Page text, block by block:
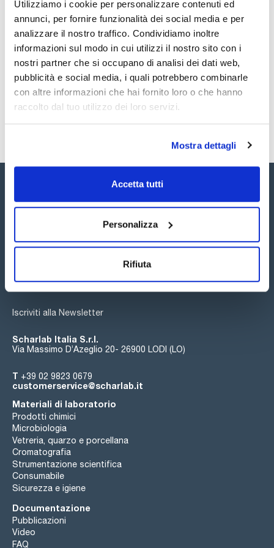
Utilizziamo i cookie per personalizzare contenuti ed
annunci, per fornire funzionalità dei social media e per
analizzare il nostro traffico. Condividiamo inoltre
informazioni sul modo in cui utilizzi il nostro sito con i
nostri partner che si occupano di analisi dei dati web,
pubblicità e social media, i quali potrebbero combinarle
con altre informazioni che hai fornito loro o che hanno
raccolto dal tuo utilizzo dei loro servizi.
Mostra dettagli
Accetta tutti
Personalizza
Rifiuta
regolabili.
Le colonne EZ sono progettate per adattarsi a tutte le
applicazioni cromatografiche di laboratorio. Sono adatti per
l'uso con mezzi acquosi e gli EZ Solvent plus con i solventi
utilizzati nella cromatografia liquida o nella purificazione delle
proteine.
I terminali possono essere fissi (F) o regolabili (A).
Colonne complete. Include: tubo di vdrio delle dimensioni
scelte con i due terminali scelti preassemblati con fritte di
25µm PE.
sono la scelta ideale. Per ulteriori informazioni rivolgersi a
ricambio. Richiedili a customerservice@scharlab.it.
Documentazione tecnica
TDS / Scheda tecnica
Registrati per i download
COA
Registrati per i download
SDS / Scheda di
Sicurezza
Registrati per i download
Seguici:
Iscriviti alla Newsletter
Scharlab Italia S.r.l.
Via Massimo D’Azeglio 20- 26900 LODI (LO)
T +39 02 9823 0679
customerservice@scharlab.it
Materiali di laboratorio
Prodotti chimici
Microbiologia
Vetreria, quarzo e porcellana
Cromatografia
Strumentazione scientifica
Consumabile
Sicurezza e igiene
Documentazione
Pubblicazioni
Video
FAQ